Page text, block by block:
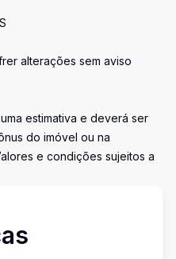
alterações sem aviso
estimativa e deverá ser
do imóvel ou na
e condições sujeitos a